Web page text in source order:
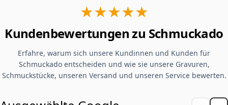
★★★★★
Kundenbewertungen zu Schmuckado
Erfahre, warum sich unsere Kundinnen und Kunden für
Schmuckado entscheiden und wie sie unsere Gravuren,
Schmuckstücke, unseren Versand und unseren Service bewerten.